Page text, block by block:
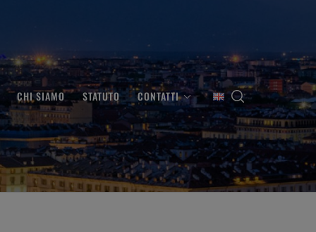
CHI SIAMO STATUTO CONTATTI